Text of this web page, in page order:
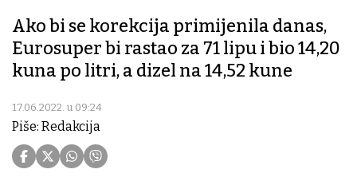
Ako bi se korekcija primijenila danas,
Eurosuper bi rastao za 71 lipu i bio 14,20
kuna po litri, a dizel na 14,52 kune
17.06.2022. u 09:24
Piše: Redakcija